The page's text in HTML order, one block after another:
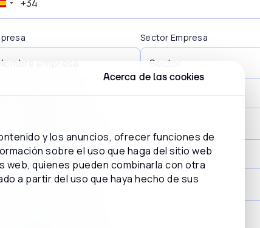
Acerca de las cookies
y los anuncios, ofrecer funciones de
sobre el uso que haga del sitio web
quienes pueden combinarla con otra
a partir del uso que haya hecho de sus
Sector Empresa
de empresa
de interacciones por mes